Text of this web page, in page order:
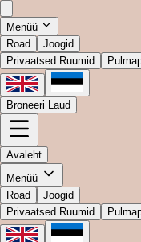
Menüü
Road
Joogid
Privaatsed Ruumid
Broneeri Laud
Avaleht
Menüü
Road
Joogid
Privaatsed Ruumid